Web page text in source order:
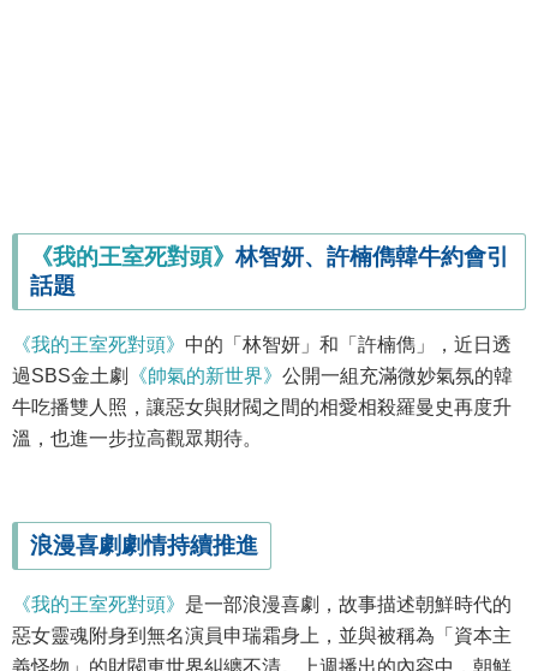
《我的王室死對頭》林智妍、許楠儁韓牛約會引
話題
《我的王室死對頭》 中的「林智妍」和「許楠儁」，近日透
過SBS金土劇
《帥氣的新世界》 公開一組充滿微妙氣氛的韓
牛吃播雙人照，讓惡女與財閥之間的相愛相殺羅曼史再度升
溫，也進一步拉高觀眾期待。
浪漫喜劇劇情持續推進
《我的王室死對頭》 是一部浪漫喜劇，故事描述朝鮮時代的
惡女靈魂附身到無名演員申瑞霜身上，並與被稱為「資本主
義怪物」的財閥車世界糾纏不清。上週播出的內容中，朝鮮